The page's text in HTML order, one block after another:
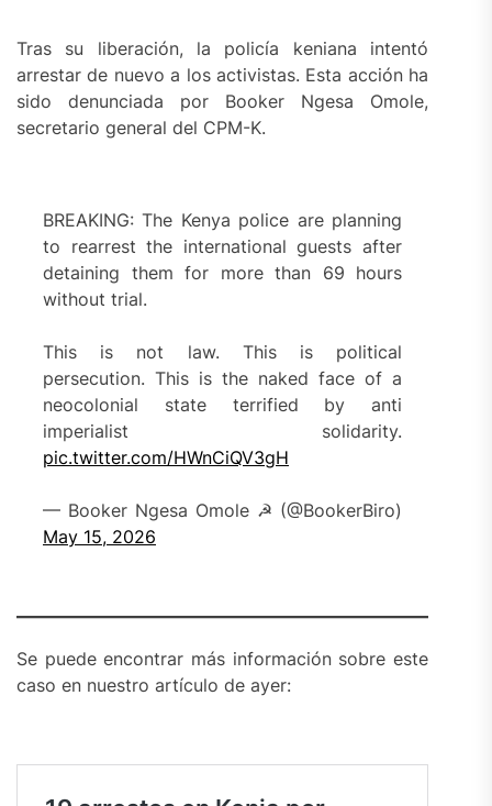
Tras su liberación, la policía keniana intentó
arrestar de nuevo a los activistas. Esta acción ha
sido denunciada por Booker Ngesa Omole,
secretario general del CPM-K.
BREAKING: The Kenya police are planning
to rearrest the international guests after
detaining them for more than 69 hours
without trial.
This is not law. This is political
persecution. This is the naked face of a
neocolonial state terrified by anti
imperialist solidarity.
pic.twitter.com/HWnCiQV3gH
— Booker Ngesa Omole ☭ (@BookerBiro)
May 15, 2026
Se puede encontrar más información sobre este
caso en nuestro artículo de ayer: